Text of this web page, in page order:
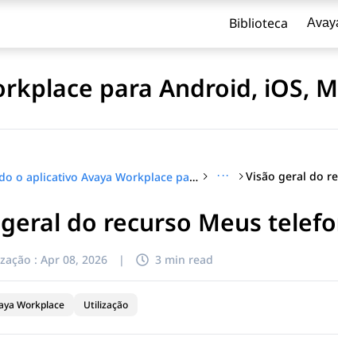
Biblioteca
para Android, iOS,
Usando o aplicativo Avaya Workplace para Android, iOS, Mac e Windows ···
do recurso Meus
: Apr 08, 2026 | 3 min read
Workplace Utilização